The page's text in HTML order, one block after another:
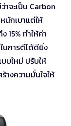
าจะเป็น Carbon
นักเบาแต่ให้
15% ทำให้ค่า
นการตีได้ดียิ่ง
บใหม่ ปรับให้
างความมั่นใจให้